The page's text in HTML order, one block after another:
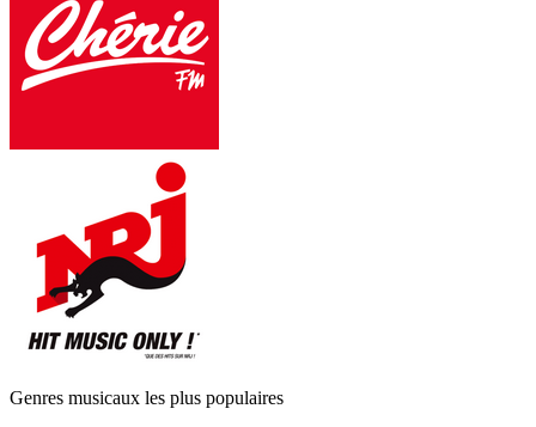
Genres musicaux les plus populaires